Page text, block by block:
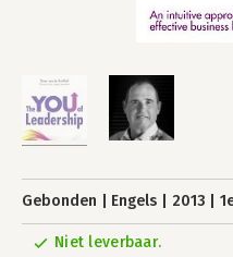
Gebonden Engels 2013
Niet leverbaar.